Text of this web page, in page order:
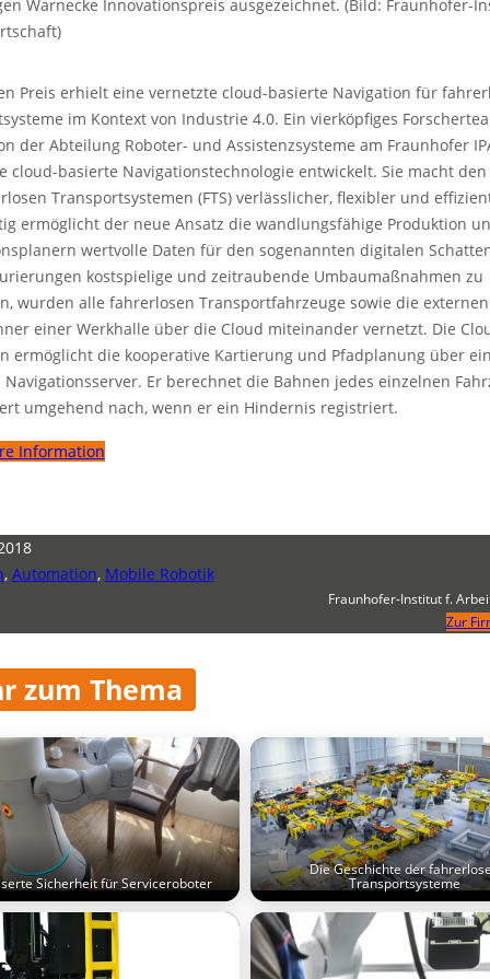
Warnecke Innovationspreis ausgezeichnet. (Bild: Fraunhofer-
Preis erhielt eine vernetzte cloud-basierte Navigation für
im Kontext von Industrie 4.0. Ein vierköpfiges
der Abteilung Roboter- und Assistenzsysteme am Fraunhofer
cloud-basierte Navigationstechnologie entwickelt. Sie macht den
Transportsystemen (FTS) verlässlicher, flexibler und
ermöglicht der neue Ansatz die wandlungsfähige Produktion
wertvolle Daten für den sogenannten digitalen
kostspielige und zeitraubende Umbaumaßnahmen zu
wurden alle fahrerlosen Transportfahrzeuge sowie die externen
einer Werkhalle über die Cloud miteinander vernetzt. Die
ermöglicht die kooperative Kartierung und Pfadplanung über
Er berechnet die Bahnen jedes einzelnen
umgehend nach, wenn er ein Hindernis registriert.
Information
, Automation, Mobile Robotik
Fraunhofer-Institut f.
Zur
zum Thema
Sicherheit für Serviceroboter
Die Geschichte der
Transportsysteme